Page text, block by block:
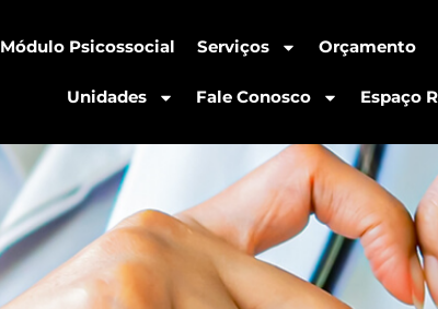
Módulo Psicossocial Serviços Orçamento
Unidades Fale Conosco Espaço